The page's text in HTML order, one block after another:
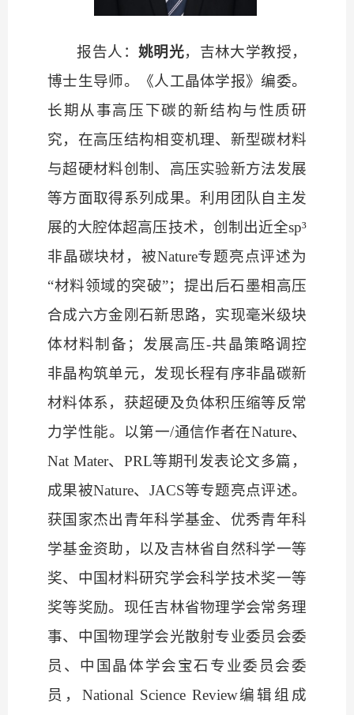
报告人： 姚明光，吉林大学教授，
博士生导师。《人工晶体学报》编委。
长期从事高压下碳的新结构与性质研
究，在高压结构相变机理、新型碳材料
与超硬材料创制、高压实验新方法发展
等方面取得系列成果。利用团队自主发
展的大腔体超高压技术，创制出近全sp³
非晶碳块材，被Nature专题亮点评述为
“材料领域的突破”；提出后石墨相高压
合成六方金刚石新思路，实现毫米级块
体材料制备；发展高压-共晶策略调控
非晶构筑单元，发现长程有序非晶碳新
材料体系，获超硬及负体积压缩等反常
力学性能。以第一/通信作者在Nature、
Nat Mater、PRL等期刊发表论文多篇，
成果被Nature、JACS等专题亮点评述。
获国家杰出青年科学基金、优秀青年科
学基金资助，以及吉林省自然科学一等
奖、中国材料研究学会科学技术奖一等
奖等奖励。现任吉林省物理学会常务理
事、中国物理学会光散射专业委员会委
员、中国晶体学会宝石专业委员会委
员， National Science Review编辑组成